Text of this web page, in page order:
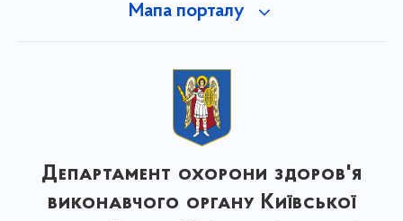
Мапа порталу
Департамент охорони здоров'я
виконавчого органу Київської